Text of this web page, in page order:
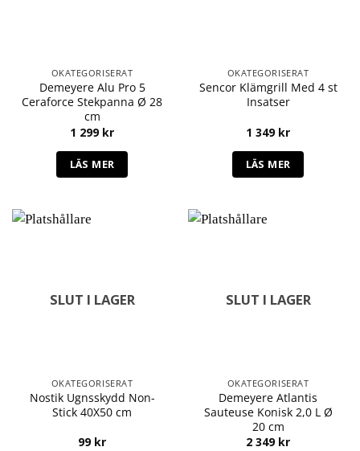
OKATEGORISERAT
Demeyere Alu Pro 5
Ceraforce Stekpanna Ø 28
cm
1 299 kr
LÄS MER
OKATEGORISERAT
Sencor Klämgrill Med 4 st
Insatser
1 349 kr
LÄS MER
SLUT I LAGER
OKATEGORISERAT
Nostik Ugnsskydd Non-
Stick 40X50 cm
99 kr
SLUT I LAGER
OKATEGORISERAT
Demeyere Atlantis
Sauteuse Konisk 2,0 L Ø
20 cm
2 349 kr